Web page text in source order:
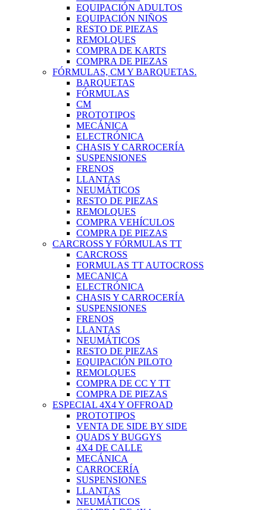
EQUIPACIÓN ADULTOS
EQUIPACIÓN NIÑOS
RESTO DE PIEZAS
REMOLQUES
COMPRA DE KARTS
COMPRA DE PIEZAS
FÓRMULAS, CM Y BARQUETAS.
BARQUETAS
FÓRMULAS
CM
PROTOTIPOS
MECÁNICA
ELECTRÓNICA
CHASIS Y CARROCERÍA
SUSPENSIONES
FRENOS
LLANTAS
NEUMÁTICOS
RESTO DE PIEZAS
REMOLQUES
COMPRA VEHÍCULOS
COMPRA DE PIEZAS
CARCROSS Y FÓRMULAS TT
CARCROSS
FORMULAS TT AUTOCROSS
MECANICA
ELECTRÓNICA
CHASIS Y CARROCERÍA
SUSPENSIONES
FRENOS
LLANTAS
NEUMÁTICOS
RESTO DE PIEZAS
EQUIPACIÓN PILOTO
REMOLQUES
COMPRA DE CC Y TT
COMPRA DE PIEZAS
ESPECIAL 4X4 Y OFFROAD
PROTOTIPOS
VENTA DE SIDE BY SIDE
QUADS Y BUGGYS
4X4 DE CALLE
MECÁNICA
CARROCERÍA
SUSPENSIONES
LLANTAS
NEUMÁTICOS